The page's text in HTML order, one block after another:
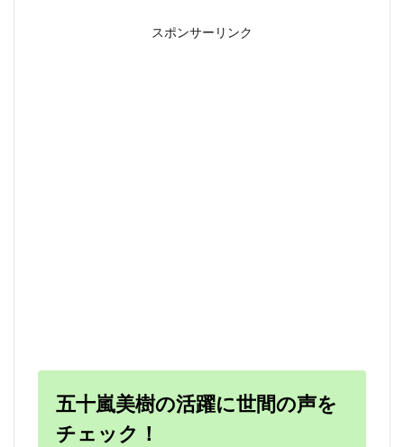
スポンサーリンク
五十嵐美樹の活躍に世間の声を
チェック！